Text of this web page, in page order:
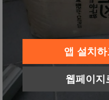
앱 설치
웹페이지